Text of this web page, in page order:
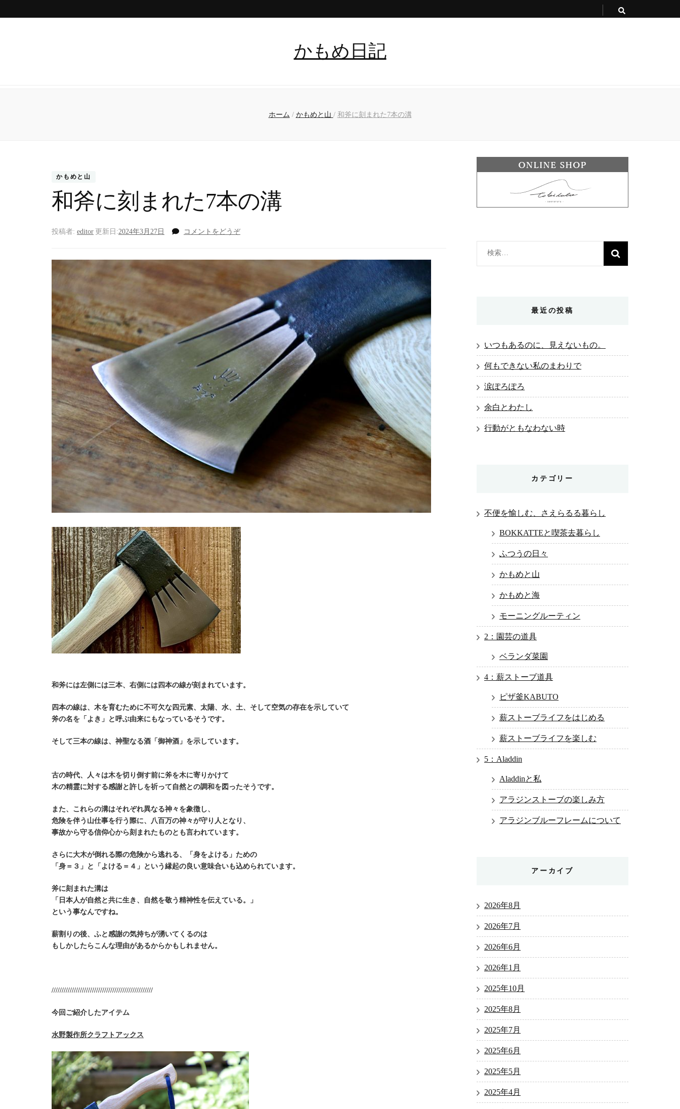
かもめ日記
ホーム / かもめと山 / 和斧に刻まれた7本の溝
かもめと山
和斧に刻まれた7本の溝
投稿者: editor 更新日:2024年3月27日 コメントをどうぞ(和
7
本
の
溝)
和斧には左側には三本、右側には四本の線が刻まれています。
四本の線は、木を育むために不可欠な四元素、 太陽、水、土、そして空気の存在を示していて
斧の名を「よき」と呼ぶ由来にもなっているそうです。
そして三本の線は、神聖なる酒「御神酒」を示しています。
古の時代、人々は木を切り倒す前に斧を木に寄りかけて
木の精霊に対する感謝と許しを祈って自然との調和を図ったそうです。
また、これらの溝はそれぞれ異なる神々を象徴し、
危険を伴う山仕事を行う際に、八百万の神々が守り人となり、
事故から守る信仰心から刻まれたものとも言われています。
さらに大木が倒れる際の危険から逃れる、「身をよける」ための
「身＝３」と「よける＝４」という縁起の良い意味合いも込められています。
斧に刻まれた溝は
「日本人が自然と共に生き、自然を敬う精神性を伝えている。」
という事なんですね。
薪割りの後、ふと感謝の気持ちが湧いてくるのは
もしかしたらこんな理由があるからかもしれません。
//////////////////////////////////////////////////
今回ご紹介したアイテム
水野製作所クラフトアックス
検
最近の投稿
いつもあるのに、見えないもの。
何もできない私のまわりで
涙ぽろぽろ
余白とわたし
行動がともなわない時
カテゴリー
不便を愉しむ、さえらるる暮らし
BOKKATTEと喫茶去暮らし
ふつうの日々
かもめと山
かもめと海
モーニングルーティン
2：園芸の道具
ベランダ菜園
4：薪ストーブ道具
ピザ釜KABUTO
薪ストーブライフをはじめる
薪ストーブライフを楽しむ
5：Aladdin
Aladdinと私
アラジンストーブの楽しみ方
アラジンブルーフレームについて
アーカイブ
2026年8月
2026年7月
2026年6月
2026年1月
2025年10月
2025年8月
2025年7月
2025年6月
2025年5月
2025年4月